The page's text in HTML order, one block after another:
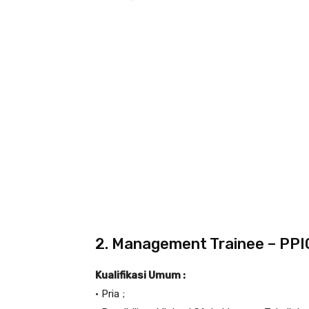
2. Management Trainee –
Kualifikasi Umum :
• Pria ;